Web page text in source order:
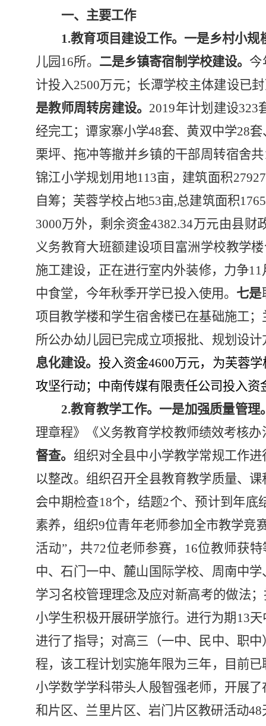
一、主要工作
1.教育项目建设工作。 一是乡村小规
儿园16所。 二是乡镇寄宿制学校建设。 今
计投入2500万元；长潭学校主体建设已
是教师周转房建设。 2019年计划建设323
经完工；谭家寨小学48套、黄双中学28套
栗坪、拖冲等撤并乡镇的干部周转宿舍共
锦江小学规划用地113亩，建筑面积27927
自筹；芙蓉学校占地53亩,总建筑面积
3000万外，剩余资金4382.34万元由县财
义务教育大班额建设项目富洲学校教学
施工建设，正在进行室内外装修，力争
中食堂，今年秋季开学已投入使用。 七是
项目教学楼和学生宿舍楼已在基础施工
所公办幼儿园已完成立项报批、规划设
息化建设。 投入资金4600万元， 为芙蓉
攻坚行动； 中南传媒有限责任公司投入资
2.教育教学工作。 一是加强质量管理
理章程》《义务教育学校教师绩效考核
督查。 组织对全县中小学教学常规工作
以整改。 组织召开全县教育教学质量、
会中期检查18个，结题2个、预计到年底
素养， 组织9位青年老师参加全市教学竞
活动”，共72位老师参赛，16位教师获
中、石门一中、麓山国际学校、周南中
学习名校管理理念及应对新高考的做法
小学生积极开展研学旅行。进行为期13
进行了指导；对高三（一中、民中、职
程，该工程计划实施年限为三年，目前
小学数学学科带头人殷智强老师，开展
和片区、兰里片区、岩门片区教研活动